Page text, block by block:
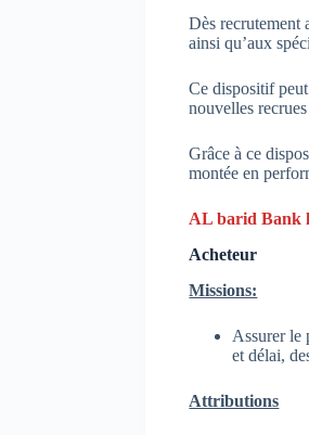
Dès recrutement
ainsi qu’aux
Ce dispositif
nouvelles
Grâce à ce
montée en
AL barid Bank
Acheteur
Missions:
Assurer le
et délai,
Attributions